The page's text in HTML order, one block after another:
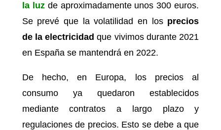
la luzde aproximadamente unos 300 euros.
Se prevé que la volatilidad en los precios
de la electricidad que vivimos durante 2021
en España se mantendrá en 2022.
De hecho, en Europa, los precios al
consumo ya quedaron establecidos
mediante contratos a largo plazo y
regulaciones de precios. Esto se debe a que